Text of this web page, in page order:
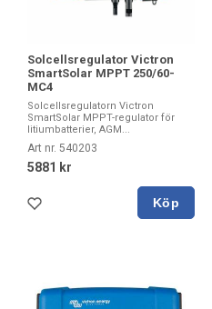
Solcellsregulator Victron
SmartSolar MPPT 250/60-
MC4
Solcellsregulatorn Victron
SmartSolar MPPT-regulator för
litiumbatterier, AGM...
Art nr. 540203
5881 kr
Köp